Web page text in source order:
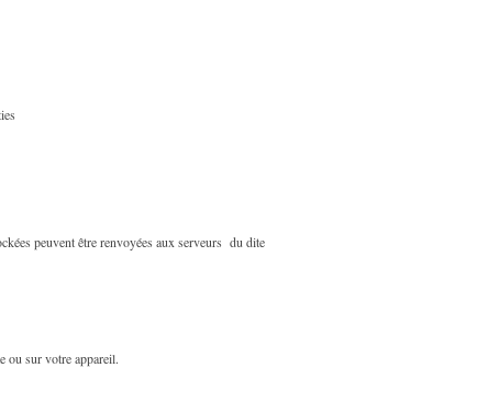
peuvent être renvoyées aux serveurs du dite
ou sur votre appareil.